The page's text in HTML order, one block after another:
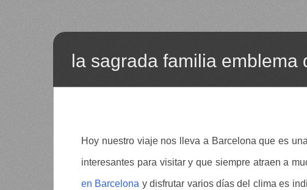
la sagrada familia emblema
Hoy nuestro viaje nos lleva a Barcelona que es
interesantes para visitar y que siempre atraen a
en Barcelona y disfrutar varios días del clima es